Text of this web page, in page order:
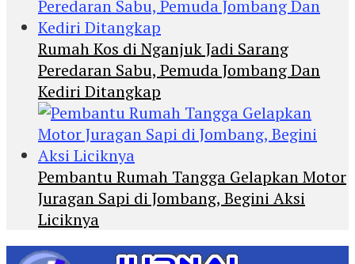
Rumah Kos di Nganjuk Jadi Sarang
Peredaran Sabu, Pemuda Jombang Dan
Kediri Ditangkap
Pembantu Rumah Tangga Gelapkan Motor
Juragan Sapi di Jombang, Begini Aksi
Liciknya